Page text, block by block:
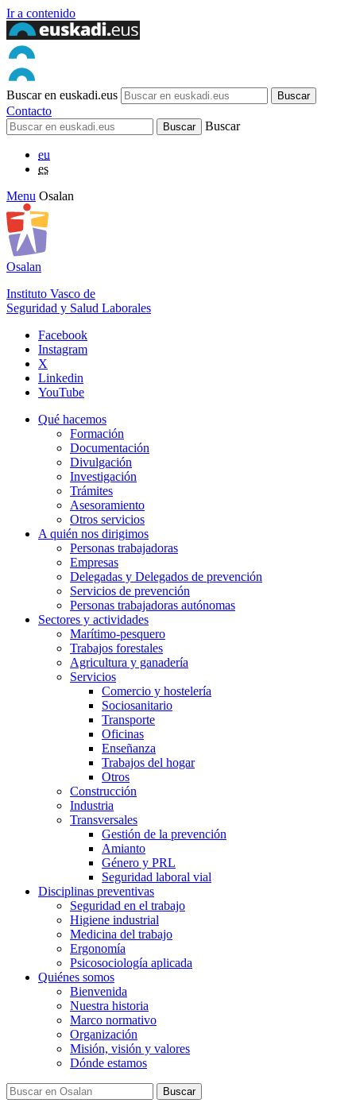
Ir a contenido
Buscar en euskadi.eus
Contacto
Buscar
eu
es
Menu Osalan
Osalan
Instituto Vasco de
Seguridad y Salud Laborales
Facebook
Instagram
X
Linkedin
YouTube
Qué hacemos
Formación
Documentación
Divulgación
Investigación
Trámites
Asesoramiento
Otros servicios
A quién nos dirigimos
Personas trabajadoras
Empresas
Delegadas y Delegados de prevención
Servicios de prevención
Personas trabajadoras autónomas
Sectores y actividades
Marítimo-pesquero
Trabajos forestales
Agricultura y ganadería
Servicios
Comercio y hostelería
Sociosanitario
Transporte
Oficinas
Enseñanza
Trabajos del hogar
Otros
Construcción
Industria
Transversales
Gestión de la prevención
Amianto
Género y PRL
Seguridad laboral vial
Disciplinas preventivas
Seguridad en el trabajo
Higiene industrial
Medicina del trabajo
Ergonomía
Psicosociología aplicada
Quiénes somos
Bienvenida
Nuestra historia
Marco normativo
Organización
Misión, visión y valores
Dónde estamos